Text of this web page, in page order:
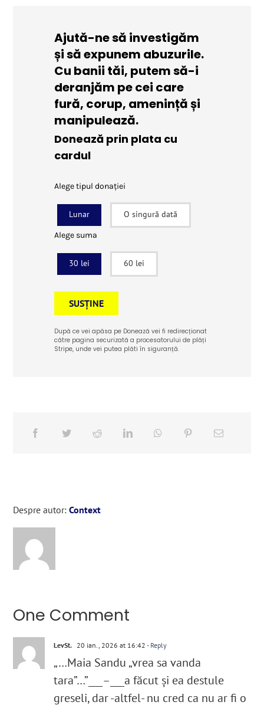
Ajută-ne să investigăm
și să expunem abuzurile.
Cu banii tăi, putem să-i
deranjăm pe cei care
fură, corup, amenință și
manipulează.
Donează prin plata cu
cardul
Alege tipul donației
Lunar O singură dată
Alege suma
30 lei 60 lei
SUSȚINE
După ce vei apăsa pe Donează vei fi redirecționat
către pagina securizată a procesatorului de plăți
Stripe, unde vei putea plăti în siguranță.
Despre autor:Context
One Comment
LevSt. 20 ian., 2026 at 16:42 - Reply
„…Maia Sandu „vrea sa vanda
tara”…”___–___a făcut și ea destule
greseli, dar -altfel- nu cred ca nu ar fi o